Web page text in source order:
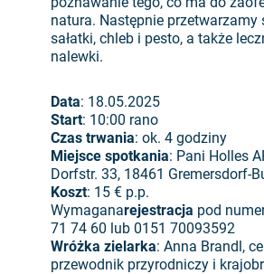
natura. Następnie przetwarzamy
sałatki, chleb i pesto, a także
nalewki.
Data: 18.05.2025
Start: 10:00 rano
Czas trwania: ok. 4 godziny
Miejsce spotkania: Pani Holles
Dorfstr. 33, 18461 Gremersdorf-
Koszt: 15 € p.p.
Wymaganarejestracja pod
71 74 60 lub 0151 70093592
Wróżka zielarka: Anna Brandl,
przewodnik przyrodniczy i